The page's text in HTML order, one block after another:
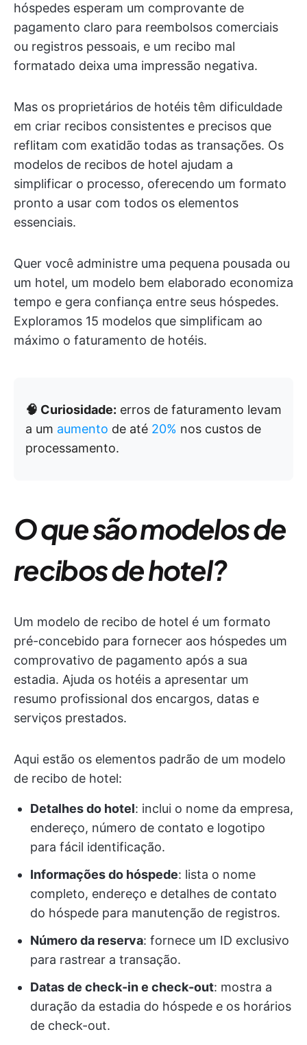
hóspedes esperam um comprovante de
pagamento claro para reembolsos comerciais
ou registros pessoais, e um recibo mal
formatado deixa uma impressão negativa.
Mas os proprietários de hotéis têm dificuldade
em criar recibos consistentes e precisos que
reflitam com exatidão todas as transações. Os
modelos de recibos de hotel ajudam a
simplificar o processo, oferecendo um formato
pronto a usar com todos os elementos
essenciais.
Quer você administre uma pequena pousada ou
um hotel, um modelo bem elaborado economiza
tempo e gera confiança entre seus hóspedes.
Exploramos 15 modelos que simplificam ao
máximo o faturamento de hotéis.
🧠 Curiosidade: erros de faturamento levam
a um aumento de até 20% nos custos de
processamento.
O que são modelos de
recibos de hotel?
Um modelo de recibo de hotel é um formato
pré-concebido para fornecer aos hóspedes um
comprovativo de pagamento após a sua
estadia. Ajuda os hotéis a apresentar um
resumo profissional dos encargos, datas e
serviços prestados.
Aqui estão os elementos padrão de um modelo
de recibo de hotel:
Detalhes do hotel: inclui o nome da empresa,
endereço, número de contato e logotipo
para fácil identificação.
Informações do hóspede: lista o nome
completo, endereço e detalhes de contato
do hóspede para manutenção de registros.
Número da reserva: fornece um ID exclusivo
para rastrear a transação.
Datas de check-in e check-out: mostra a
duração da estadia do hóspede e os horários
de check-out.